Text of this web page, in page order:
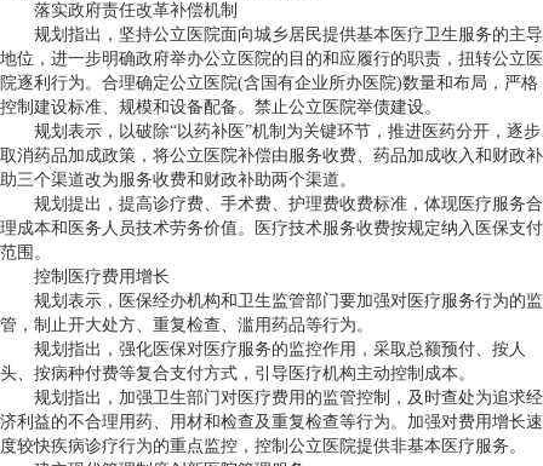
落实政府责任改革补偿机制
规划指出，坚持公立医院面向城乡居民提供基本医疗卫生服务的主导
地位，进一步明确政府举办公立医院的目的和应履行的职责，扭转公立医
院逐利行为。合理确定公立医院(含国有企业所办医院)数量和布局，严格
控制建设标准、规模和设备配备。禁止公立医院举债建设。
规划表示，以破除“以药补医”机制为关键环节，推进医药分开，逐步
取消药品加成政策，将公立医院补偿由服务收费、药品加成收入和财政补
助三个渠道改为服务收费和财政补助两个渠道。
规划提出，提高诊疗费、手术费、护理费收费标准，体现医疗服务合
理成本和医务人员技术劳务价值。医疗技术服务收费按规定纳入医保支付
范围。
控制医疗费用增长
规划表示，医保经办机构和卫生监管部门要加强对医疗服务行为的监
管，制止开大处方、重复检查、滥用药品等行为。
规划指出，强化医保对医疗服务的监控作用，采取总额预付、按人
头、按病种付费等复合支付方式，引导医疗机构主动控制成本。
规划指出，加强卫生部门对医疗费用的监管控制，及时查处为追求经
济利益的不合理用药、用材和检查及重复检查等行为。加强对费用增长速
度较快疾病诊疗行为的重点监控，控制公立医院提供非基本医疗服务。